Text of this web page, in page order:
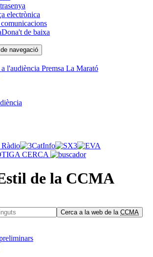
electrònica
Dona't de baixa
navegació
l'audiència Premsa La Marató
CERCA
de la CCMA
Cerca a la web de la CCMA